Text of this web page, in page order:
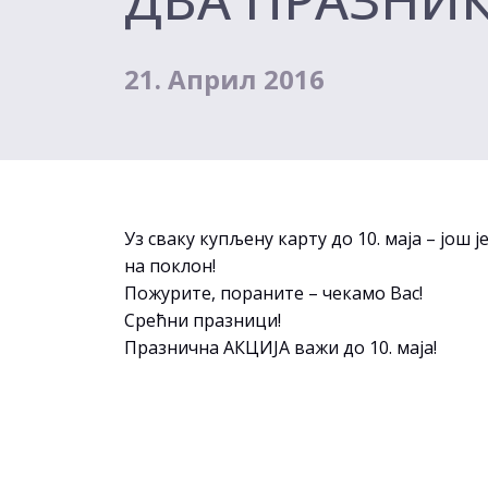
21. Април 2016
Уз сваку купљену карту до 10. маја – још
на поклон!
Пожурите, пораните – чекамо Вас!
Срећни празници!
Празнична АКЦИЈА важи до 10. маја!